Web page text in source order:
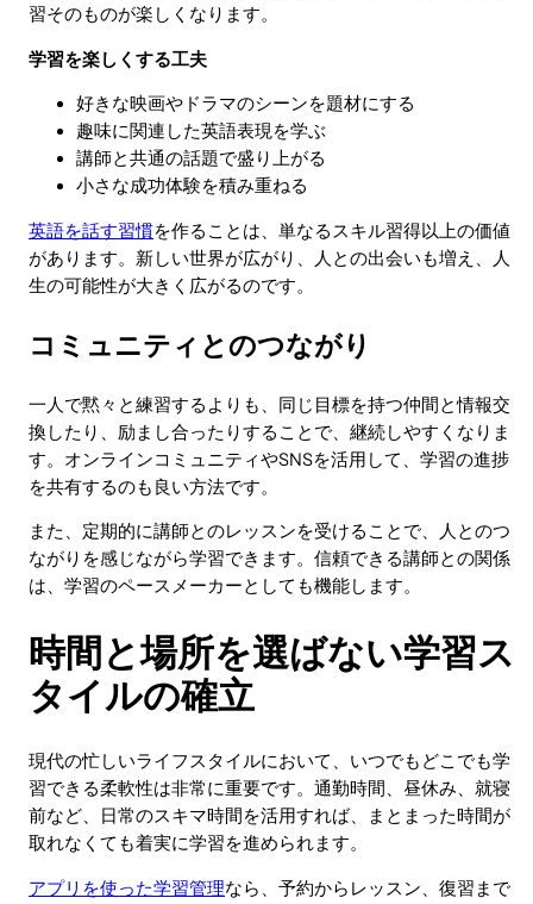
習そのものが楽しくなります。
学習を楽しくする工夫
好きな映画やドラマのシーンを題材にする
趣味に関連した英語表現を学ぶ
講師と共通の話題で盛り上がる
小さな成功体験を積み重ねる
英語を話す習慣を作ることは、単なるスキル習得以上の価値
があります。新しい世界が広がり、人との出会いも増え、人
生の可能性が大きく広がるのです。
コミュニティとのつながり
一人で黙々と練習するよりも、同じ目標を持つ仲間と情報交
換したり、励まし合ったりすることで、継続しやすくなりま
す。オンラインコミュニティやSNSを活用して、学習の進捗
を共有するのも良い方法です。
また、定期的に講師とのレッスンを受けることで、人とのつ
ながりを感じながら学習できます。信頼できる講師との関係
は、学習のペースメーカーとしても機能します。
時間と場所を選ばない学習ス
タイルの確立
現代の忙しいライフスタイルにおいて、いつでもどこでも学
習できる柔軟性は非常に重要です。通勤時間、昼休み、就寝
前など、日常のスキマ時間を活用すれば、まとまった時間が
取れなくても着実に学習を進められます。
アプリを使った学習管理なら、予約からレッスン、復習まで